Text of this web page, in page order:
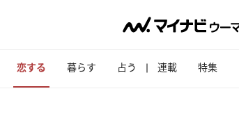
恋する 暮らす 占う 連載 特集